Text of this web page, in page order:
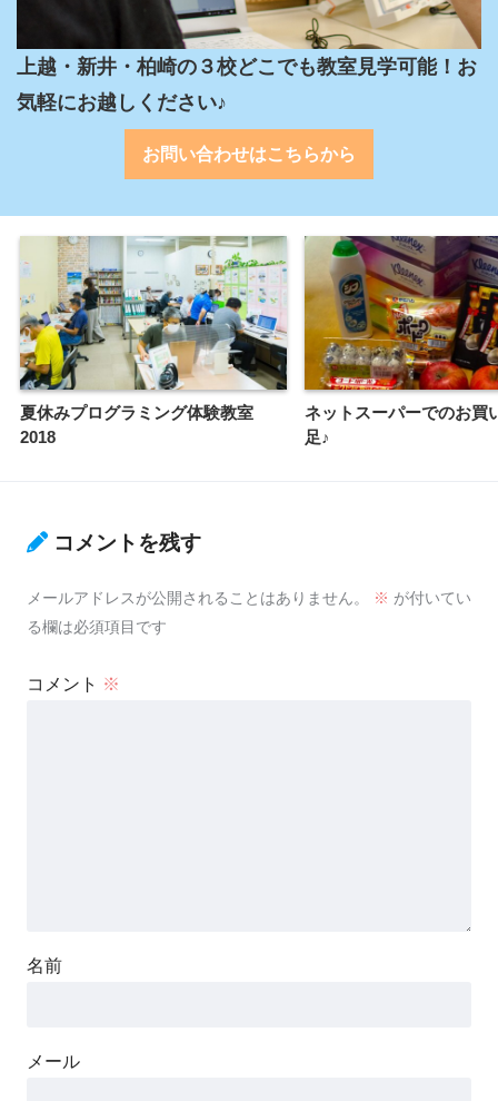
上越・新井・柏崎の３校どこでも教室見学可能！お
気軽にお越しください♪
お問い合わせはこちらから
夏休みプログラミング体験教室
2018
ネットスーパーでのお買
足♪
コメントを残す
メールアドレスが公開されることはありません。 ※ が付いてい
る欄は必須項目です
コメント ※
名前
メール